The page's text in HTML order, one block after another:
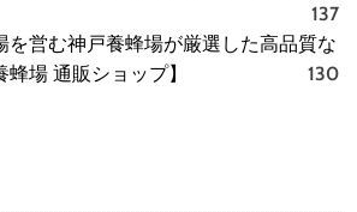
137
を営む神戸養蜂場が厳選した高品質な
場 通販ショップ】
130